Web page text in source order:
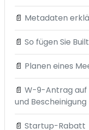
📄 Metadaten
📄 So fügen Sie
📄 Planen eines
📄 W-9-Antrag auf
und Bescheinigung
📄 Startup-Rabatt